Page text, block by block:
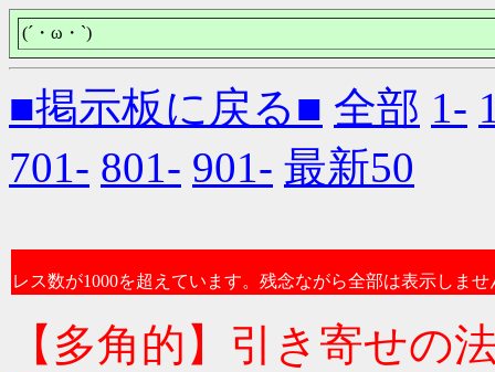
(´・ω・`)
■掲示板に戻る■ 全部 1-
701- 801- 901- 最新50
レス数が1000を超えています。残念ながら全部は表示しませ
【多角的】引き寄せの